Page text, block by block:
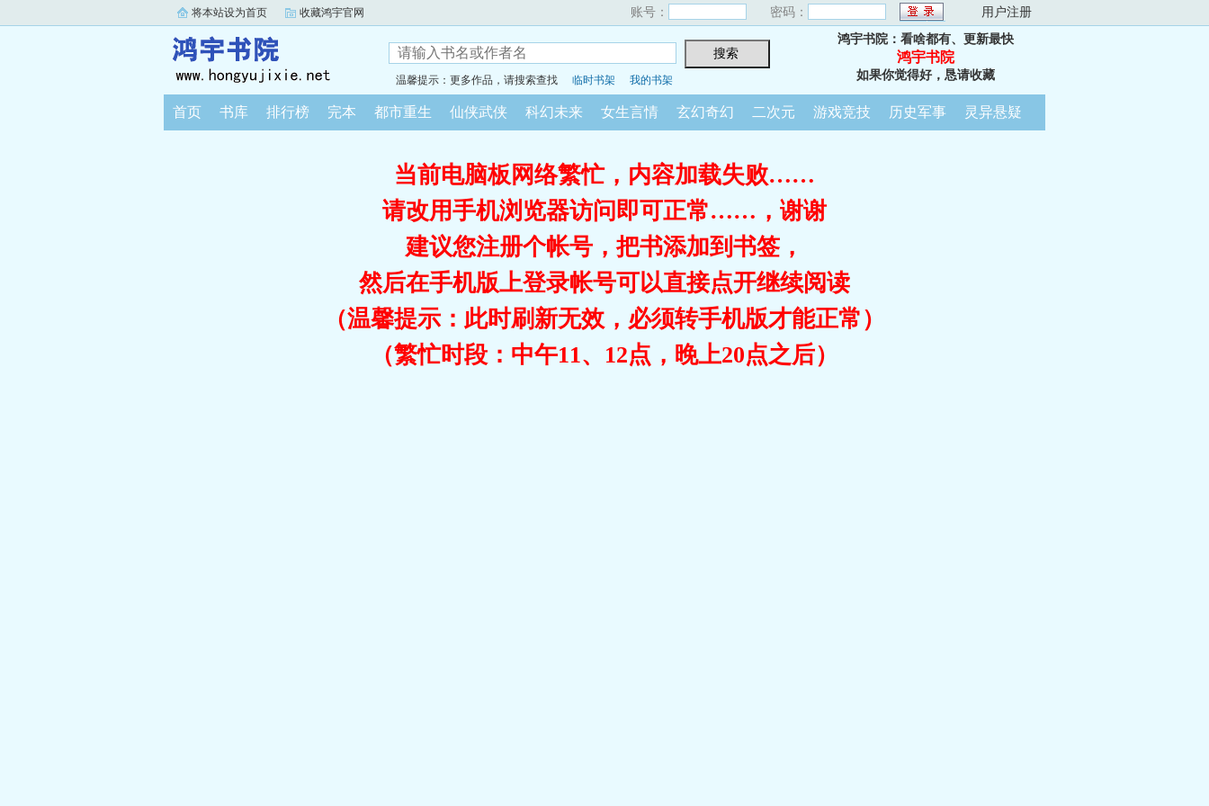
将本站设为首页 收藏鸿宇官网 账号： 密码： 用户注册
温馨提示：更多作品，请搜索查找 临时书架 我的书架
鸿宇书院：看啥都有、更新最快
鸿宇书院
如果你觉得好，恳请收藏
首页 书库 排行榜 完本 都市重生 仙侠武侠 科幻未来 女生言情 玄幻奇幻 二次元 游戏竞技 历史军事 灵异悬疑
当前电脑板网络繁忙，内容加载失败……
请改用手机浏览器访问即可正常……，谢谢
建议您注册个帐号，把书添加到书签，
然后在手机版上登录帐号可以直接点开继续阅读
（温馨提示：此时刷新无效，必须转手机版才能正常）
（繁忙时段：中午11、12点，晚上20点之后）